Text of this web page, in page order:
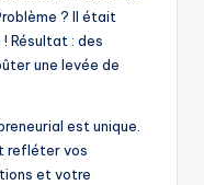
? Il était
Résultat : des
une levée de
est unique.
refléter vos
et votre